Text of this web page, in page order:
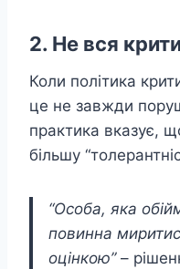
2. Не вся
Коли політика
це не завжди
практика вказує,
більшу
“Особа, яка
повинна
оцінкою”–